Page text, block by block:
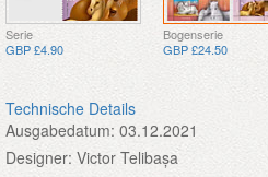
Serie
GBP £4.90
Bogenserie
GBP £24.50
Technische Details
Ausgabedatum: 03.12.2021
Designer: Victor Telibașa